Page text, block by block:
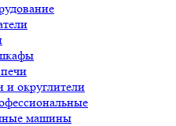
и округлители
машины